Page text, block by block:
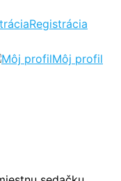
Registrácia
Môj profil